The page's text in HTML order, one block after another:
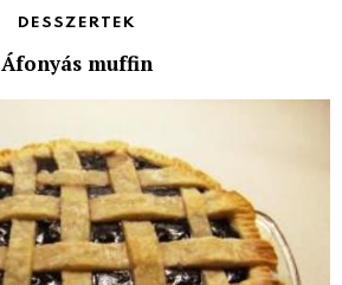
DESSZERTEK
Áfonyás muffin